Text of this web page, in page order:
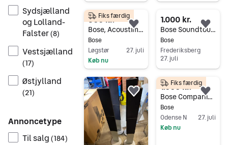
Sydsjælland
og Lolland-
Falster(8)
Vestsjælland
(17)
Østjylland
(21)
Annoncetype
Til salg (184)
Gå til annoncen
300 kr.
Bose, Acoustimass 6 serie 3 , 7.1 højttalersæt
Bose
Løgstør
27. juli
Køb nu
Fiks færdig
Føj til favoritter.
Gå til annoncen
1.000 kr.
Bose Soundtouch højtaler.
Bose
Frederiksberg
27. juli
Føj
Gå til annoncen
Føj til favoritter.
1.000 kr.
Bose Companion 5 multimedia højttalersæt til computer
Bose
Odense N
27. juli
Køb nu
Fiks færdig